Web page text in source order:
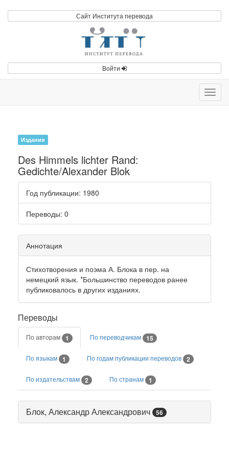
Сайт Института перевода
Войти
Издания
Des Himmels lichter Rand:
Gedichte/Alexander Blok
Год публикации: 1980
Переводы: 0
Аннотация
Стихотворения и поэма А. Блока в пер. на
немецкий язык. *Большинство переводов ранее
публиковалось в других изданиях.
Переводы
По авторам 1 По переводчикам 15
По языкам 1 По годам публикации переводов 2
По издательствам 2 По странам 1
Блок, Александр Александрович 56